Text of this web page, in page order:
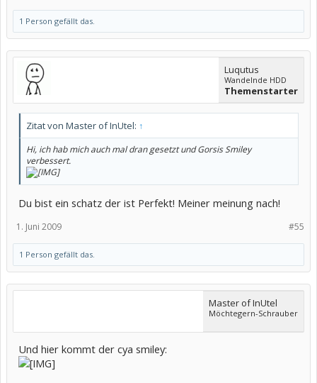
1 Person gefällt das.
Luqutus
Wandelnde HDD
Themenstarter
Zitat von Master of InUtel: ↑
Hi, ich hab mich auch mal dran gesetzt und Gorsis Smiley
verbessert.
Du bist ein schatz der ist Perfekt! Meiner meinung nach!
#55
1. Juni 2009
1 Person gefällt das.
Master of InUtel
Möchtegern-Schrauber
Und hier kommt der cya smiley: